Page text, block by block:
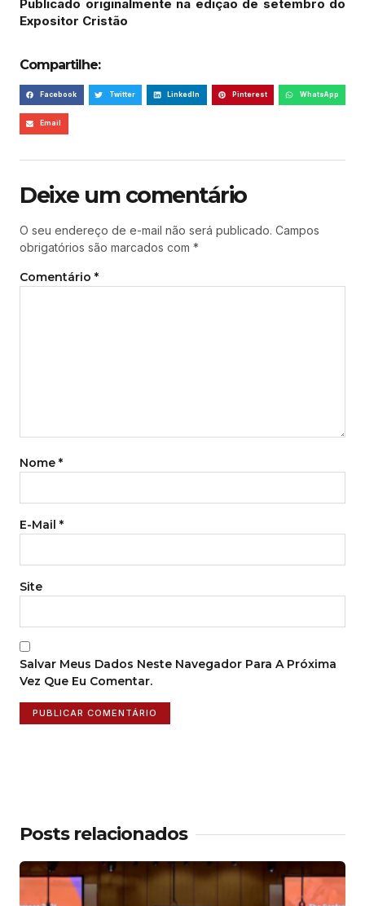
Publicado originalmente na edição de setembro do
Expositor Cristão
Compartilhe:
Facebook Twitter LinkedIn Pinterest WhatsApp
Email
Deixe um comentário
O seu endereço de e-mail não será publicado. Campos
obrigatórios são marcados com *
Comentário *
Nome *
E-Mail *
Site
Salvar Meus Dados Neste Navegador Para A Próxima
Vez Que Eu Comentar.
Posts relacionados